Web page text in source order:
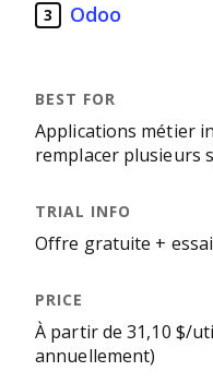
3 Odoo
Applications métier
remplacer plusieurs
Offre gratuite +
À partir de 31,10 $/
annuellement)